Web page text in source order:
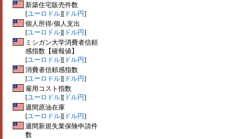
新築住宅販売件数
[ユーロドル][ ドル円]
個人所得/個人支出
[ユーロドル][ ドル円]
ミシガン大学消費者信頼
感指数【確報値】
[ユーロドル][ ドル円]
消費者信頼感指数
[ユーロドル][ ドル円]
雇用コスト指数
[ユーロドル][ ドル円]
週間原油在庫
[ユーロドル][ ドル円]
週間新規失業保険申請件
数